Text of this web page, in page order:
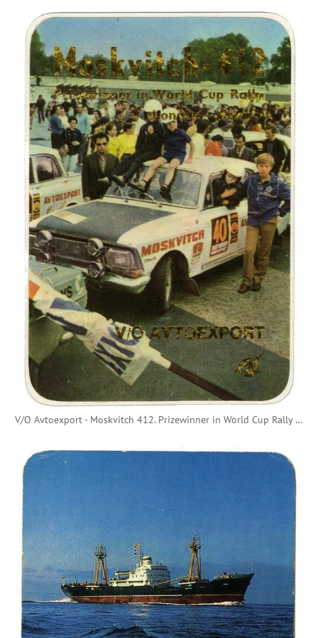
V/O Avtoexport - Moskvitch 412. Prizewinner in World Cup Rally London - Mexico